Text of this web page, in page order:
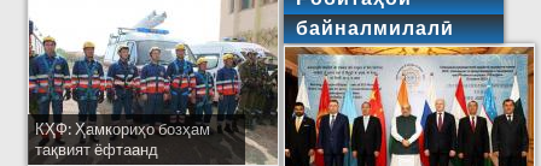
КҲФ: Ҳамкориҳо бозҳам
тақвият ёфтаанд
байналмилалӣ